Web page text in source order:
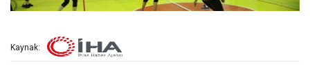
Kaynak: